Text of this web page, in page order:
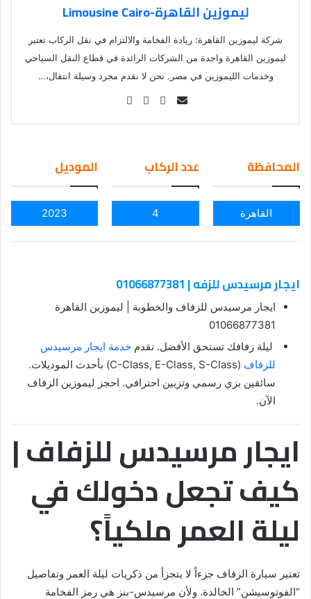
ليموزين القاهرة-Limousine Cairo
شركة ليموزين القاهرة: ريادة الفخامة والالتزام في نقل الركاب تعتبر
ليموزين القاهرة واحدة من الشركات الرائدة في قطاع النقل السياحي
وخدمات الليموزين في مصر. نحن لا نقدم مجرد وسيلة انتقال،…
Se
ail
المحافظة
القاهرة
عدد الركاب
4
الموديل
2023
ايجار مرسيدس للزفه | 01066877381
ايجار مرسيدس للزفاف والخطوبة | ليموزين القاهرة
01066877381
ليلة زفافك تستحق الأفضل. نقدم خدمة ايجار مرسيدس
للزفاف
(C-Class, E-Class, S-Class) بأحدث الموديلات.
سائقين بزي رسمي وتزيين احترافي. احجز ليموزين الزفاف
الآن.
ايجار مرسيدس للزفاف |
كيف تجعل دخولك في
ليلة العمر ملكياً؟
تعتبر سيارة الزفاف جزءاً لا يتجزأ من ذكريات ليلة العمر وتفاصيل
“الفوتوسيشن” الخالدة. ولأن مرسيدس-بنز هي رمز الفخامة